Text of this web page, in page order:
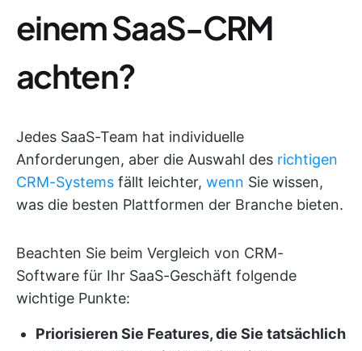
einem SaaS-CRM
achten?
Jedes SaaS-Team hat individuelle
Anforderungen, aber die Auswahl des richtigen
CRM-Systems fällt leichter, wenn Sie wissen,
was die besten Plattformen der Branche bieten.
Beachten Sie beim Vergleich von CRM-
Software für Ihr SaaS-Geschäft folgende
wichtige Punkte:
Priorisieren Sie Features, die Sie tatsächlich